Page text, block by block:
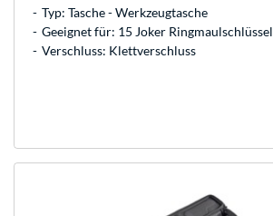
Typ: Tasche - Werkzeugtasche
Geeignet für: 15 Joker Ringmaulschlüssel
Verschluss: Klettverschluss